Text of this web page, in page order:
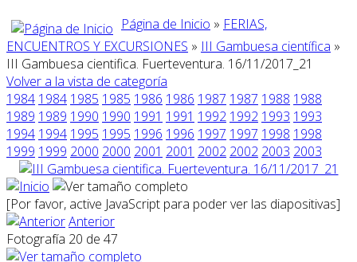
Página de Inicio » FERIAS,
ENCUENTROS Y EXCURSIONES » III Gambuesa científica »
III Gambuesa cientifica. Fuerteventura. 16/11/2017_21
Volver a la vista de categoría
1984 1984 1985 1985 1986 1986 1987 1987 1988 1988
1989 1989 1990 1990 1991 1991 1992 1992 1993 1993
1994 1994 1995 1995 1996 1996 1997 1997 1998 1998
1999 1999 2000 2000 2001 2001 2002 2002 2003 2003
[Por favor, active JavaScript para poder ver las diapositivas]
Anterior
Fotografía 20 de 47